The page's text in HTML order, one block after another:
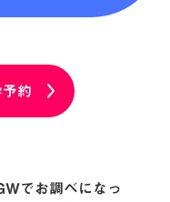
約
でお調べになっ